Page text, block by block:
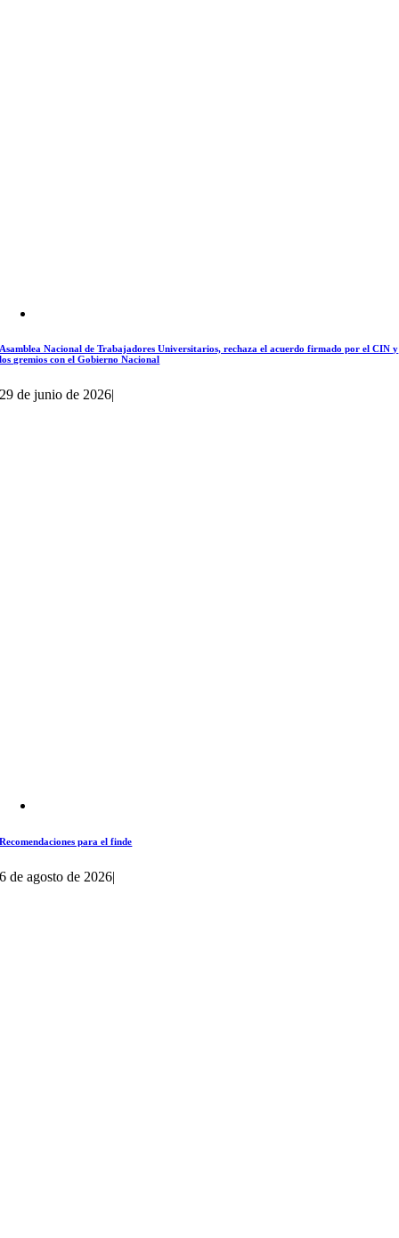
Asamblea Nacional de Trabajadores Universitarios, rechaza el acuerdo firmado por el CIN y
los gremios con el Gobierno Nacional
29 de junio de 2026
Recomendaciones para el finde
6 de agosto de 2026|